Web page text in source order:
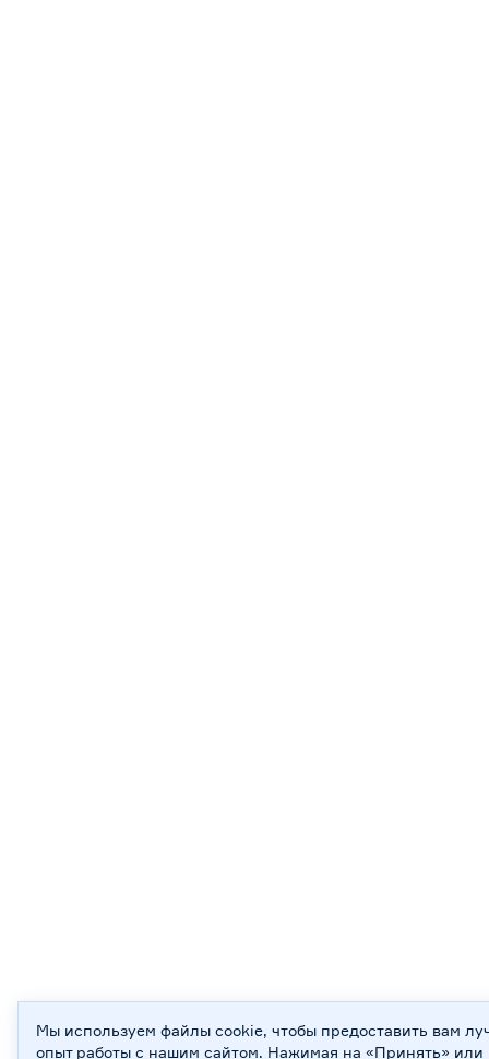
Мы используем файлы cookie, чтобы предоставить вам
опыт работы с нашим сайтом. Нажимая на «Принять» или